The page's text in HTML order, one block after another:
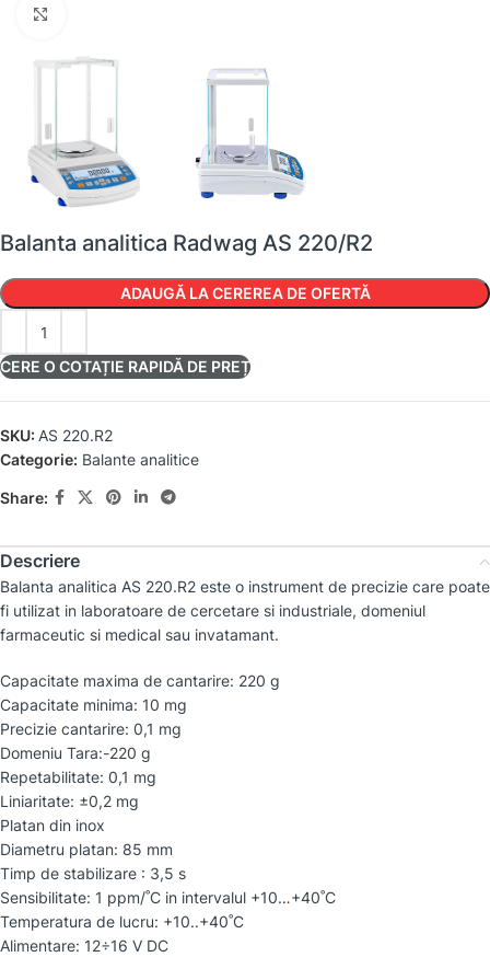
Balanta analitica Radwag AS 220/R2
ADAUGĂ LA CEREREA DE OFERTĂ
CERE O COTAȚIE RAPIDĂ DE PREȚ
SKU: AS 220.R2
Categorie: Balante analitice
Share:
Descriere
Balanta analitica AS 220.R2 este o instrument de precizie care poate
fi utilizat in laboratoare de cercetare si industriale, domeniul
farmaceutic si medical sau invatamant.
Capacitate maxima de cantarire: 220 g
Capacitate minima: 10 mg
Precizie cantarire: 0,1 mg
Domeniu Tara:-220 g
Repetabilitate: 0,1 mg
Liniaritate: ±0,2 mg
Platan din inox
Diametru platan: 85 mm
Timp de stabilizare : 3,5 s
Sensibilitate: 1 ppm/˚C in intervalul +10…+40˚C
Temperatura de lucru: +10..+40˚C
Alimentare: 12÷16 V DC